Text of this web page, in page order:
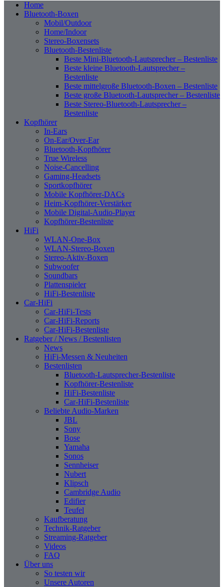
Home
Bluetooth-Boxen
Mobil/Outdoor
Home/Indoor
Stereo-Boxensets
Bluetooth-Bestenliste
Beste Mini-Bluetooth-Lautsprecher – Bestenliste
Beste kleine Bluetooth-Lautsprecher –
Bestenliste
Beste mittelgroße Bluetooth-Boxen – Bestenliste
Beste große Bluetooth-Lautsprecher – Bestenliste
Beste Stereo-Bluetooth-Lautsprecher –
Bestenliste
Kopfhörer
In-Ears
On-Ear/Over-Ear
Bluetooth-Kopfhörer
True Wireless
Noise-Cancelling
Gaming-Headsets
Sportkopfhörer
Mobile Kopfhörer-DACs
Heim-Kopfhörer-Verstärker
Mobile Digital-Audio-Player
Kopfhörer-Bestenliste
HiFi
WLAN-One-Box
WLAN-Stereo-Boxen
Stereo-Aktiv-Boxen
Subwoofer
Soundbars
Plattenspieler
HiFi-Bestenliste
Car-HiFi
Car-HiFi-Tests
Car-HiFi-Reports
Car-HiFi-Bestenliste
Ratgeber / News / Bestenlisten
News
HiFi-Messen & Neuheiten
Bestenlisten
Bluetooth-Lautsprecher-Bestenliste
Kopfhörer-Bestenliste
HiFi-Bestenliste
Car-HiFi-Bestenliste
Beliebte Audio-Marken
JBL
Sony
Bose
Yamaha
Sonos
Sennheiser
Nubert
Klipsch
Cambridge Audio
Edifier
Teufel
Kaufberatung
Technik-Ratgeber
Streaming-Ratgeber
Videos
FAQ
Über uns
So testen wir
Unsere Autoren